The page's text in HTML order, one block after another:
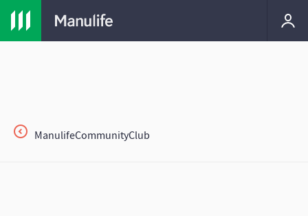
ManulifeCommunityClub